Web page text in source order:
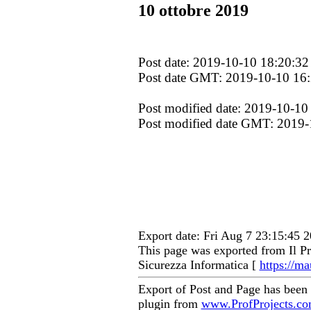
10 ottobre 2019
Post date: 2019-10-10 18:20:32
Post date GMT: 2019-10-10
Post modified date: 2019-10-
Post modified date GMT:
Export date: Fri Aug 7 23:15:45
This page was exported from Il
Sicurezza Informatica [ https://
Export of Post and Page has
plugin from